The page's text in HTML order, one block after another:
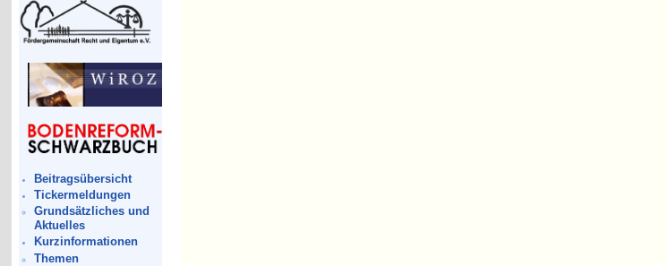
Beitragsübersicht
Tickermeldungen
Grundsätzliches und
Aktuelles
Kurzinformationen
Themen